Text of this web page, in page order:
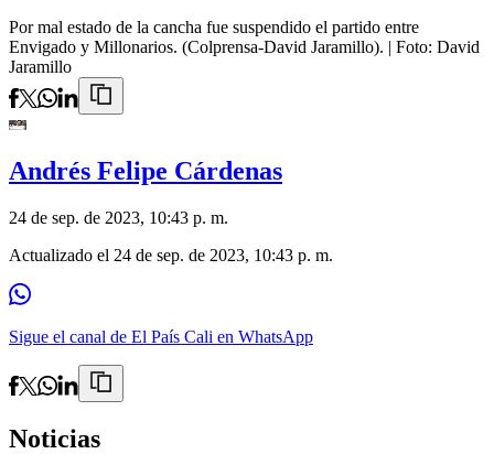
Por mal estado de la cancha fue suspendido el partido entre
Envigado y Millonarios. (Colprensa-David Jaramillo). | Foto: David
Jaramillo
Andrés Felipe Cárdenas
24 de sep. de 2023, 10:43 p. m.
Actualizado el 24 de sep. de 2023, 10:43 p. m.
Sigue el canal de El País Cali en WhatsApp
Noticias